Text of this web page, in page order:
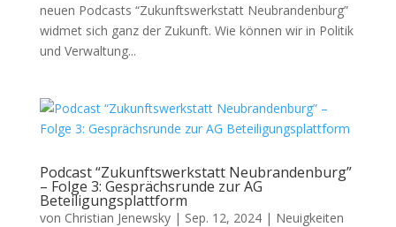
neuen Podcasts “Zukunftswerkstatt Neubrandenburg”
widmet sich ganz der Zukunft. Wie können wir in Politik
und Verwaltung...
Podcast “Zukunftswerkstatt Neubrandenburg”
– Folge 3: Gesprächsrunde zur AG
Beteiligungsplattform
von Christian Jenewsky| Sep. 12, 2024| Neuigkeiten